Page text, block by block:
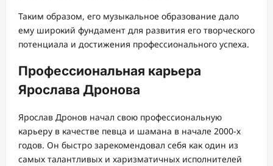
Таким образом, его музыкальное образование дало
ему широкий фундамент для развития его творческого
потенциала и достижения профессионального успеха.
Профессиональная карьера
Ярослава Дронова
Ярослав Дронов начал свою профессиональную
карьеру в качестве певца и шамана в начале 2000-х
годов. Он быстро зарекомендовал себя как один из
самых талантливых и харизматичных исполнителей